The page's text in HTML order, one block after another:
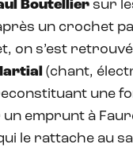
Boutellier sur
un crochet
on s’est retrouvé
(chant,
une
emprunt à
le rattache au